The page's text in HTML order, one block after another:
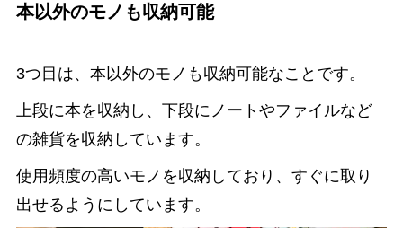
本以外のモノも収納可能
3つ目は、本以外のモノも収納可能なことです。
上段に本を収納し、下段にノートやファイルなど
の雑貨を収納しています。
使用頻度の高いモノを収納しており、すぐに取り
出せるようにしています。